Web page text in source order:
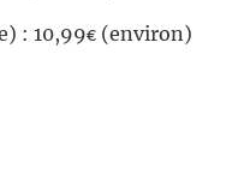
: 10,99€(environ)